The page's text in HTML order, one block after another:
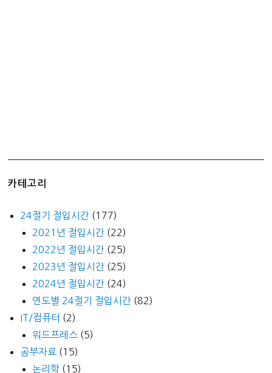
카테고리
24절기 절입시간 (177)
2021년 절입시간 (22)
2022년 절입시간 (25)
2023년 절입시간 (25)
2024년 절입시간 (24)
연도별 24절기 절입시간 (82)
IT/컴퓨터 (2)
워드프레스 (5)
공부자료 (15)
논리학 (15)